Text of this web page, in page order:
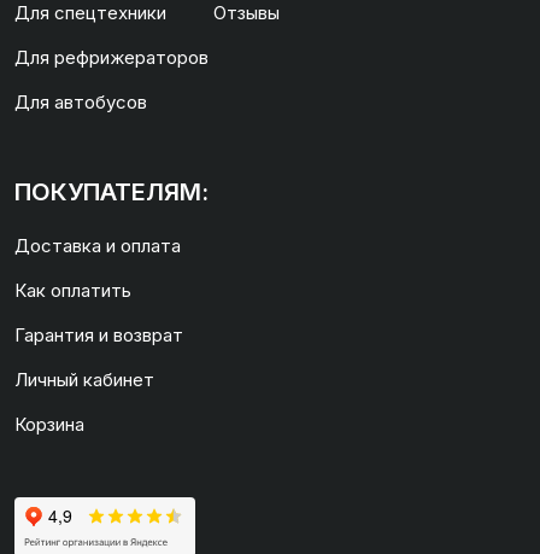
Для спецтехники
Для рефрижераторов
Для автобусов
Отзывы
ПОКУПАТЕЛЯМ:
Доставка и оплата
Как оплатить
Гарантия и возврат
Личный кабинет
Корзина